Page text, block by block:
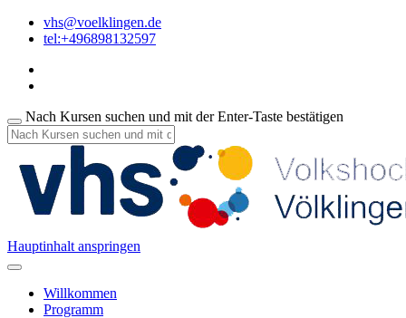
vhs@voelklingen.de
tel:+496898132597
Nach Kursen suchen und mit der Enter-Taste bestätigen
Hauptinhalt anspringen
Willkommen
Programm